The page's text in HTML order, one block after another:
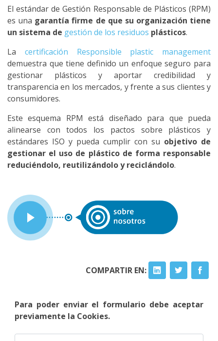
El estándar de Gestión Responsable de Plásticos (RPM)
es una garantía firme de que su organización tiene
un sistema de gestión de los residuos plásticos.
La certificación Responsible plastic management
demuestra que tiene definido un enfoque seguro para
gestionar plásticos y aportar credibilidad y
transparencia en los mercados, y frente a sus clientes y
consumidores.
Este esquema RPM está diseñado para que pueda
alinearse con todos los pactos sobre plásticos y
estándares ISO y pueda cumplir con su objetivo de
gestionar el uso de plástico de forma responsable
reduciéndolo, reutilizándolo y reciclándolo.
COMPARTIR EN:
Para poder enviar el formulario debe aceptar
previamente la Cookies.